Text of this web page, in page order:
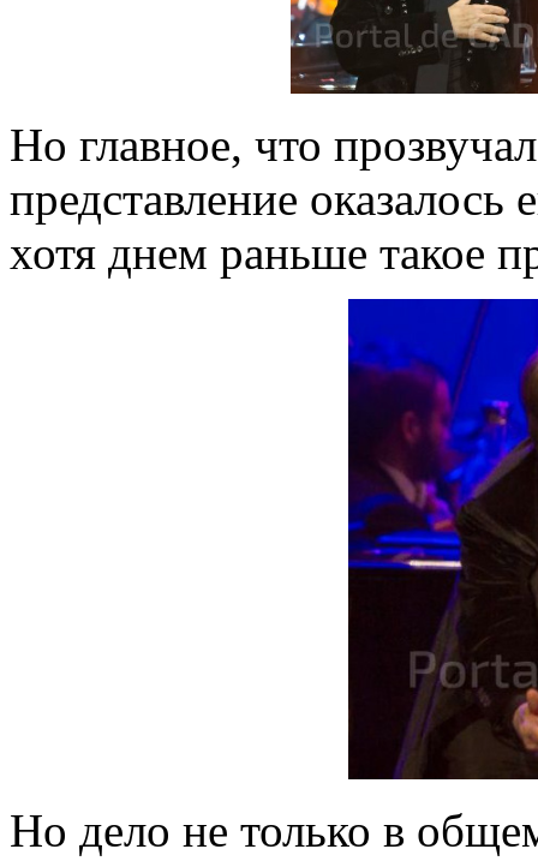
Но главное, что
представление
хотя днем раньше такое
Но дело не только в